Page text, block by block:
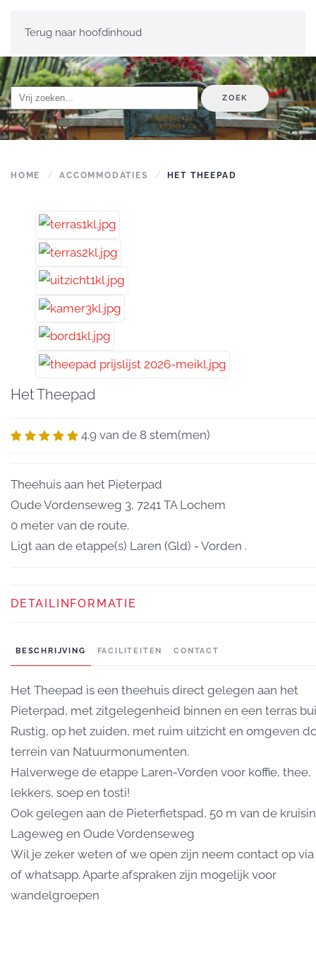
Terug naar hoofdinhoud
ZOEK
HOME ACCOMMODATIES HET THEEPAD
Het Theepad
4.9 van de 8 stem(men)
Theehuis aan het Pieterpad
Oude Vordenseweg 3, 7241 TA Lochem
0 meter van de route.
Ligt aan de etappe(s) Laren (Gld) - Vorden .
DETAILINFORMATIE
BESCHRIJVING FACILITEITEN CONTACT
Het Theepad is een theehuis direct gelegen aan het
Pieterpad, met zitgelegenheid binnen en een terras
Rustig, op het zuiden, met ruim uitzicht en omgeven
terrein van Natuurmonumenten.
Halverwege de etappe Laren-Vorden voor koffie, thee,
lekkers, soep en tosti!
Ook gelegen aan de Pieterfietspad, 50 m van de
Lageweg en Oude Vordenseweg
Wil je zeker weten of we open zijn neem contact op
of whatsapp. Aparte afspraken zijn mogelijk voor
wandelgroepen